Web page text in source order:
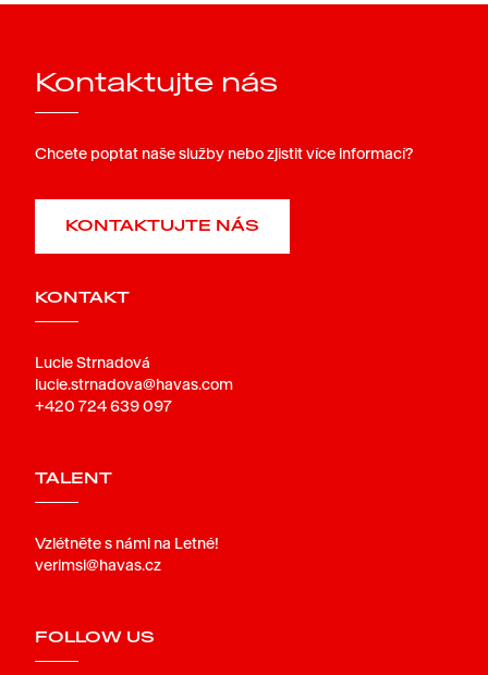
KONTAKT
Lucie Strnadová
lucie.strnadova@havas.com
+420 724 639 097
Kontaktujte nás
Chcete poptat naše služby nebo zjistit více informací?
KONTAKTUJTE NÁS
TALENT
Vzlétněte s námi na Letné!
verimsi@havas.cz
FOLLOW US